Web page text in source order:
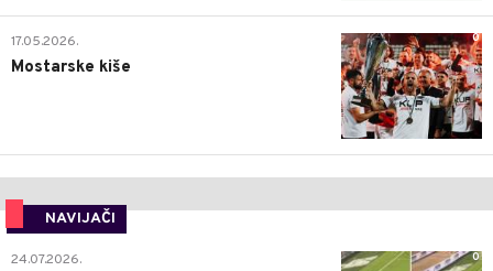
0
17.05.2026.
Mostarske kiše
NAVIJAČI
0
24.07.2026.